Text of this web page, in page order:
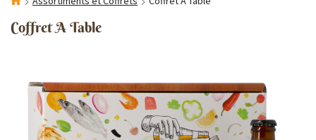
Coffret A Table